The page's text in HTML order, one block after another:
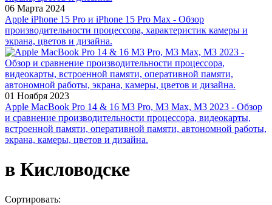
06 Марта 2024
Apple iPhone 15 Pro и iPhone 15 Pro Max - Обзор
производительности процессора, характеристик камеры и
экрана, цветов и дизайна.
01 Ноября 2023
Apple MacBook Pro 14 & 16 M3 Pro, M3 Max, M3 2023 - Обзор
и сравнение производительности процессора, видеокарты,
встроенной памяти, оперативной памяти, автономной работы,
экрана, камеры, цветов и дизайна.
в Кисловодске
Сортировать: